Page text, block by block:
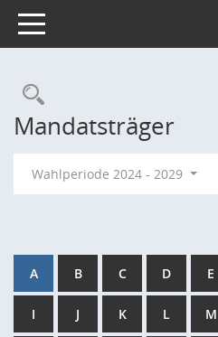
Toggle navigation
Rechercheauswahl
Mandatsträger
Wahlperiode 2024 - 2029
A B C D E
I J K L M